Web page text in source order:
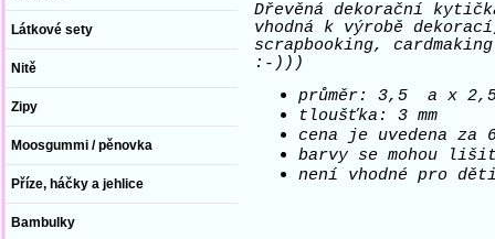
Látkové sety
Nitě
Zipy
Moosgummi / pěnovka
Příze, háčky a jehlice
Bambulky
Dřevěná dekorační
vhodná k výrobě
scrapbooking,
:-)))
průměr: 3,5 a x 2,5
tloušťka: 3 mm
cena je uvedena za
barvy se mohou
není vhodné pro